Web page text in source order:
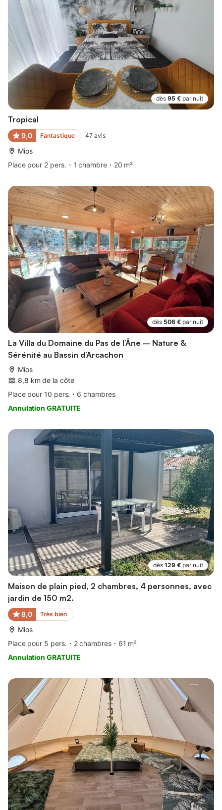
dès 95 € par nuit
Tropical
9,0 Fantastique 47 avis
Mios
Place pour 2 pers.
1 chambre 20 m²
dès 506 € par nuit
La Villa du Domaine du Pas de l’Âne – Nature &
Sérénité au Bassin d’Arcachon
Mios
8,8 km de la côte
Place pour 10 pers.
6 chambres
Annulation GRATUITE
dès 129 € par nuit
Maison de plain pied, 2 chambres, 4 personnes, avec
jardin de 150 m2.
8,0 Très bien
Mios
Place pour 5 pers.
2 chambres
61 m²
Annulation GRATUITE